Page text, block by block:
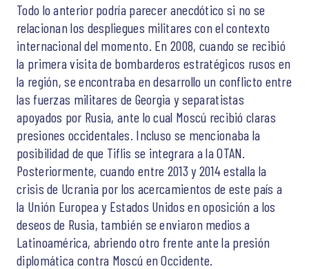
Todo lo anterior podría parecer anecdótico si no se
relacionan los despliegues militares con el contexto
internacional del momento. En 2008, cuando se recibió
la primera visita de bombarderos estratégicos rusos en
la región, se encontraba en desarrollo un conflicto entre
las fuerzas militares de Georgia y separatistas
apoyados por Rusia, ante lo cual Moscú recibió claras
presiones occidentales. Incluso se mencionaba la
posibilidad de que Tiflis se integrara a la OTAN.
Posteriormente, cuando entre 2013 y 2014 estalla la
crisis de Ucrania por los acercamientos de este país a
la Unión Europea y Estados Unidos en oposición a los
deseos de Rusia, también se enviaron medios a
Latinoamérica, abriendo otro frente ante la presión
diplomática contra Moscú en Occidente.